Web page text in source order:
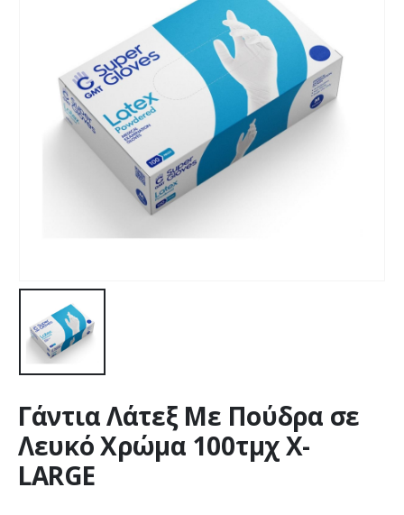
Γάντια Λάτεξ Με Πούδρα σε
Λευκό Χρώμα 100τμχ X-
LARGE